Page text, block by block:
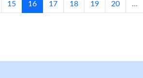
15 16(current)
17 18 19 20 ...